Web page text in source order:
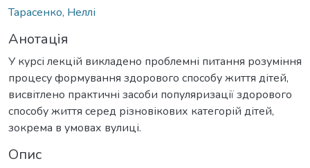
Тарасенко, Неллі
Анотація
У курсі лекцій викладено проблемні питання розуміння
процесу формування здорового способу життя дітей,
висвітлено практичні засоби популяризації здорового
способу життя серед різновікових категорій дітей,
зокрема в умовах вулиці.
Опис